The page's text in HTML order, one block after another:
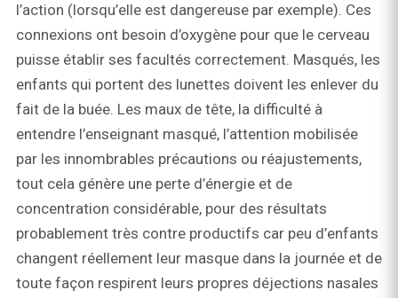
l’action (lorsqu’elle est dangereuse par exemple). Ces
connexions ont besoin d’oxygène pour que le cerveau
puisse établir ses facultés correctement. Masqués, les
enfants qui portent des lunettes doivent les enlever du
fait de la buée. Les maux de tête, la difficulté à
entendre l’enseignant masqué, l’attention mobilisée
par les innombrables précautions ou réajustements,
tout cela génère une perte d’énergie et de
concentration considérable, pour des résultats
probablement très contre productifs car peu d’enfants
changent réellement leur masque dans la journée et de
toute façon respirent leurs propres déjections nasales